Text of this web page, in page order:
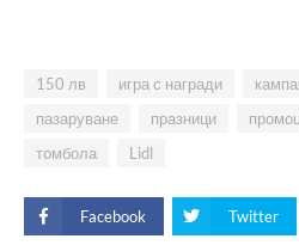
150 лв игра с награди
пазаруване
празници
томбола
Lidl
Facebook Twitter